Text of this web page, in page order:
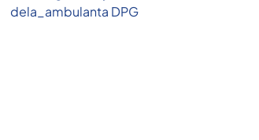
dela_ambulanta DPG